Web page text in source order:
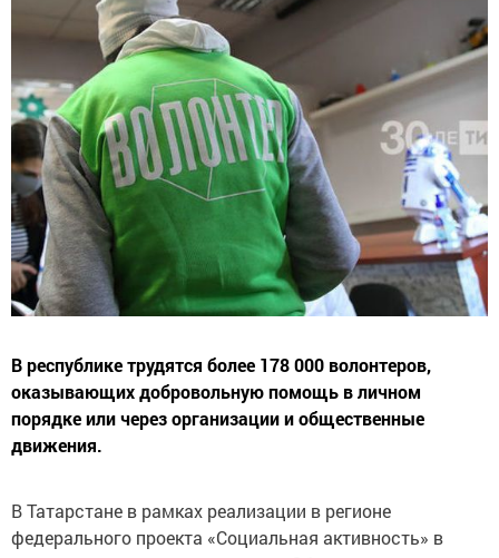
В республике трудятся более 178 000 волонтеров,
оказывающих добровольную помощь в личном
порядке или через организации и общественные
движения.
В Татарстане в рамках реализации в регионе
федерального проекта «Социальная активность» в